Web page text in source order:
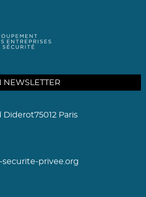
NEWSLETTER
Diderot75012 Paris
privee.org